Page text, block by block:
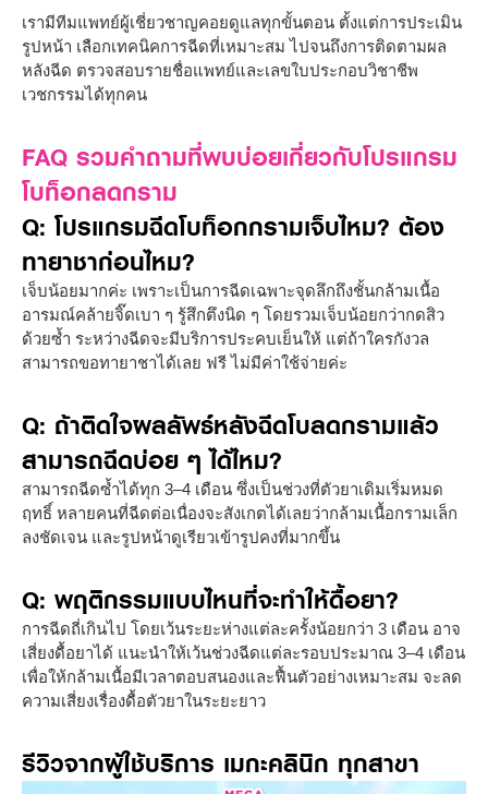
เรามีทีมแพทย์ผู้เชี่ยวชาญคอยดูแลทุกขั้นตอน ตั้งแต่การประเมิน
รูปหน้า เลือกเทคนิคการฉีดที่เหมาะสม ไปจนถึงการติดตามผล
หลังฉีด ตรวจสอบรายชื่อแพทย์และเลขใบประกอบวิชาชีพ
เวชกรรมได้ทุกคน
FAQ รวมคำถามที่พบบ่อยเกี่ยวกับโปรแกรม
โบท็อกลดกราม
Q: โปรแกรมฉีดโบท็อกกรามเจ็บไหม? ต้อง
ทายาชาก่อนไหม?
เจ็บน้อยมากค่ะ เพราะเป็นการฉีดเฉพาะจุดลึกถึงชั้นกล้ามเนื้อ
อารมณ์คล้ายจิ๊ดเบา ๆ รู้สึกตึงนิด ๆ โดยรวมเจ็บน้อยกว่ากดสิว
ด้วยซ้ำ ระหว่างฉีดจะมีบริการประคบเย็นให้ แต่ถ้าใครกังวล
สามารถขอทายาชาได้เลย ฟรี ไม่มีค่าใช้จ่ายค่ะ
Q: ถ้าติดใจผลลัพธ์หลังฉีดโบลดกรามแล้ว
สามารถฉีดบ่อย ๆ ได้ไหม?
สามารถฉีดซ้ำได้ทุก 3–4 เดือน ซึ่งเป็นช่วงที่ตัวยาเดิมเริ่มหมด
ฤทธิ์ หลายคนที่ฉีดต่อเนื่องจะสังเกตได้เลยว่ากล้ามเนื้อกรามเล็ก
ลงชัดเจน และรูปหน้าดูเรียวเข้ารูปคงที่มากขึ้น
Q: พฤติกรรมแบบไหนที่จะทำให้ดื้อยา?
การฉีดถี่เกินไป โดยเว้นระยะห่างแต่ละครั้งน้อยกว่า 3 เดือน อาจ
เสี่ยงดื้อยาได้ แนะนำให้เว้นช่วงฉีดแต่ละรอบประมาณ 3–4 เดือน
เพื่อให้กล้ามเนื้อมีเวลาตอบสนองและฟื้นตัวอย่างเหมาะสม จะลด
ความเสี่ยงเรื่องดื้อตัวยาในระยะยาว
รีวิวจากผู้ใช้บริการ เมกะคลินิก ทุกสาขา